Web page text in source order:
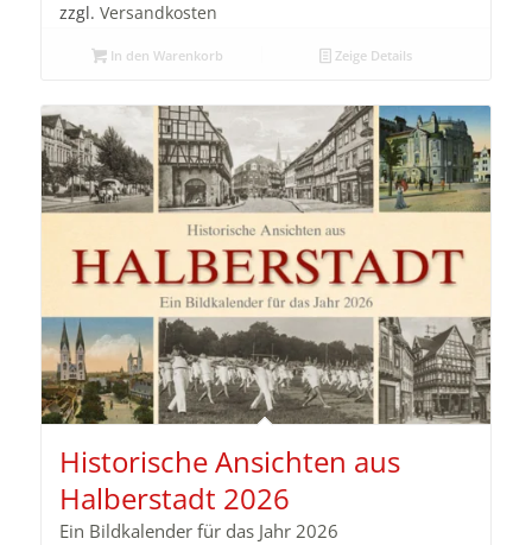
zzgl. Versandkosten
In den Warenkorb Zeige Details
Historische Ansichten aus
Halberstadt 2026
Ein Bildkalender für das Jahr 2026